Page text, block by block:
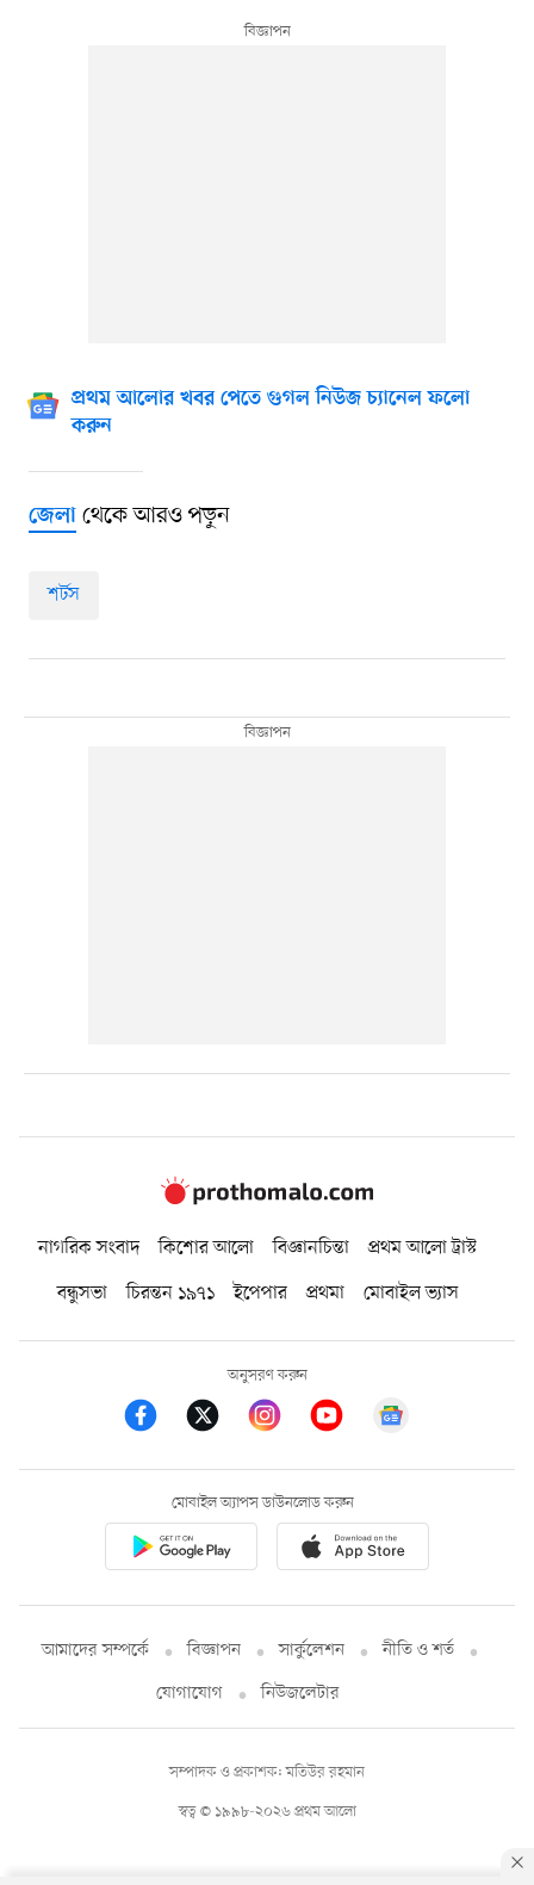
প্রথম আলোর খবর পেতে গুগল নিউজ চ্যানেল ফলো
করুন
জেলাথেকে আরও পড়ুন
শর্টস
নাগরিক সংবাদ কিশোর আলো বিজ্ঞানচিন্তা
প্রথম আলো ট্রাস্ট
বন্ধুসভা
চিরন্তন ১৯৭১ ইপেপার প্রথমা মোবাইল ভ্যাস
অনুসরণ করুন
মোবাইল অ্যাপস ডাউনলোড করুন
আমাদের সম্পর্কে বিজ্ঞাপন সার্কুলেশন
নীতি ও শর্ত
যোগাযোগ
নিউজলেটার
স্বত্ব © ১৯৯৮-২০২৬ প্রথম আলো
সম্পাদক ও প্রকাশক: মতিউর রহমান